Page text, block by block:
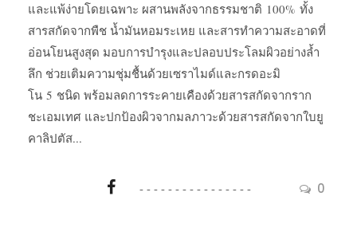
0
และแพ้ง่ายโดยเฉพาะ ผสานพลังจากธรรมชาติ 100% ทั้ง
สารสกัดจากพืช น้ำมันหอมระเหย และสารทำความสะอาดที่
อ่อนโยนสูงสุด มอบการบำรุงและปลอบประโลมผิวอย่างล้ำ
ลึก ช่วยเติมความชุ่มชื้นด้วยเซราไมด์และกรดอะมิ
โน 5 ชนิด พร้อมลดการระคายเคืองด้วยสารสกัดจากราก
ชะเอมเทศ และปกป้องผิวจากมลภาวะด้วยสารสกัดจากใบยู
คาลิปตัส...